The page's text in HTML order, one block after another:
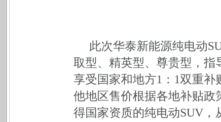
此次华泰新能源纯电动
取型、精英型、尊贵型，指
享受国家和地方1：1双重补
他地区售价根据各地补贴政
得国家资质的纯电动SUV，